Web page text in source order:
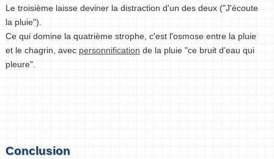
Le troisième laisse deviner la distraction d'un des deux ("J'écoute
la pluie").
Ce qui domine la quatrième strophe, c'est l'osmose entre la pluie
et le chagrin, avec personnification de la pluie "ce bruit d’eau qui
pleure".
Conclusion